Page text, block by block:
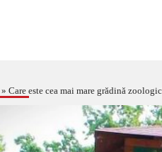
» Care este cea mai mare grădină